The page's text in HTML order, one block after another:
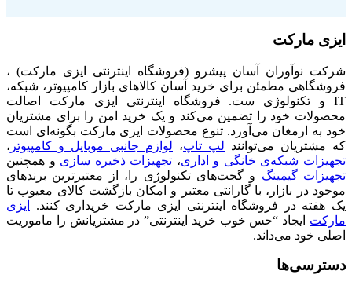
ایزی مارکت
شرکت نوآوران آسان پیشرو (فروشگاه اینترنتی ایزی مارکت) ،
فروشگاهی مطمئن برای خرید آسان کالاهای بازار کامپیوتر، شبکه،
IT و تکنولوژی ست. فروشگاه اینترنتی ایزی مارکت اصالت
محصولات خود را تضمین می‌کند و یک خرید امن را برای مشتریان
خود به ارمغان می‌آورد. تنوع محصولات ایزی مارکت بگونه‌ای است
که مشتریان می‌توانند لپ تاپ، لوازم جانبی موبایل و کامپیوتر ،
تجهیزات شبکه‌ی خانگی و اداری، تجهیزات ذخیره سازی و همچنین
تجهیزات گیمینگ و گجت‌های تکنولوژی را، از معتبرترین برندهای
موجود در بازار، با گارانتی معتبر و امکان بازگشت کالای معیوب تا
یک هفته در فروشگاه اینترنتی ایزی مارکت خریداری کنند.
ایزی
مارکت ایجاد “حس خوب خرید اینترنتی” در مشتریانش را ماموریت
اصلی خود می‌داند.
دسترسی‌ها